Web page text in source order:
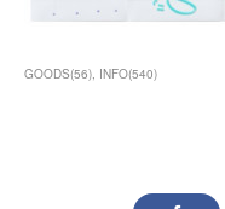
GOODS(56) INFO(540)